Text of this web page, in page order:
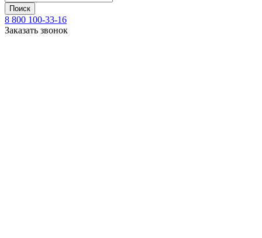
Поиск
8 800 100-33-16
Заказать звонок